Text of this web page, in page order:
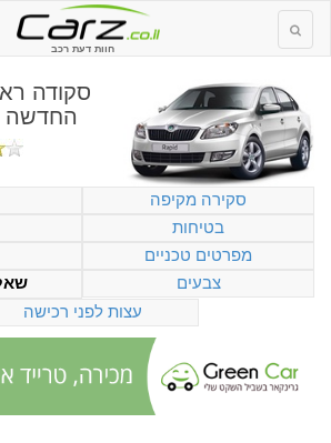
חוות דעת רכב
סקודה
החדשה 2013 - 2018
סקירה מקיפה
בטיחות
מפרטים טכניים
צבעים
עצות לפני רכישה